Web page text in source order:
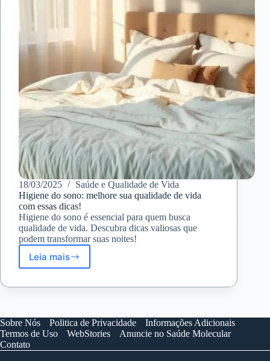
18/03/2025
Saúde e Qualidade de Vida
Higiene do sono: melhore sua qualidade de vida
com essas dicas!
Higiene do sono é essencial para quem busca
qualidade de vida. Descubra dicas valiosas que
podem transformar suas noites!
Leia mais
Higiene
sono:
qualidade
de
com
Sobre Nós Politica de Privacidade
Informações Adicionais
Termos de Uso
WebStories
Anuncie no Saúde Molecular
Contato